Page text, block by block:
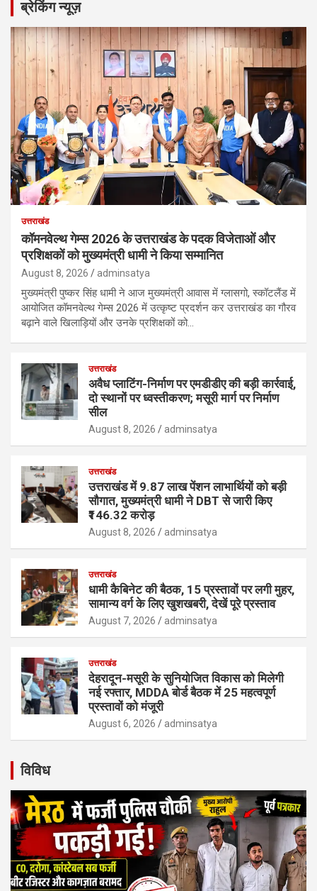
ब्रेकिंग न्यूज़
उत्तराखंड
कॉमनवेल्थ गेम्स 2026 के उत्तराखंड के पदक विजेताओं और
प्रशिक्षकों को मुख्यमंत्री धामी ने किया सम्मानित
August 8, 2026 adminsatya
मुख्यमंत्री पुष्कर सिंह धामी ने आज मुख्यमंत्री आवास में ग्लासगो, स्कॉटलैंड में
आयोजित कॉमनवेल्थ गेम्स 2026 में उत्कृष्ट प्रदर्शन कर उत्तराखंड का गौरव
बढ़ाने वाले खिलाड़ियों और उनके प्रशिक्षकों को…
उत्तराखंड
अवैध प्लाटिंग-निर्माण पर एमडीडीए की बड़ी कार्रवाई,
दो स्थानों पर ध्वस्तीकरण; मसूरी मार्ग पर निर्माण
सील
August 8, 2026 adminsatya
उत्तराखंड
उत्तराखंड में 9.87 लाख पेंशन लाभार्थियों को बड़ी
सौगात, मुख्यमंत्री धामी ने DBT से जारी किए
₹146.32 करोड़
August 8, 2026 adminsatya
उत्तराखंड
धामी कैबिनेट की बैठक, 15 प्रस्तावों पर लगी मुहर,
सामान्य वर्ग के लिए खुशखबरी, देखें पूरे प्रस्ताव
August 7, 2026 adminsatya
उत्तराखंड
देहरादून-मसूरी के सुनियोजित विकास को मिलेगी
नई रफ्तार, MDDA बोर्ड बैठक में 25 महत्वपूर्ण
प्रस्तावों को मंजूरी
August 6, 2026 adminsatya
विविध